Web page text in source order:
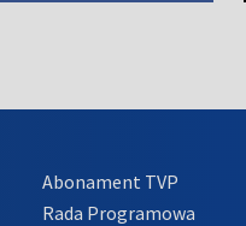
Abonament TVP
Rada Programowa